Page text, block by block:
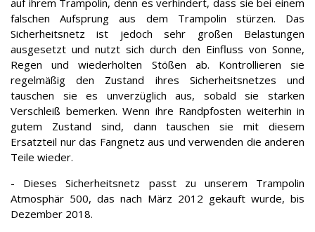
auf ihrem Trampolin, denn es verhindert, dass sie bei einem
falschen Aufsprung aus dem Trampolin stürzen. Das
Sicherheitsnetz ist jedoch sehr großen Belastungen
ausgesetzt und nutzt sich durch den Einfluss von Sonne,
Regen und wiederholten Stößen ab. Kontrollieren sie
regelmäßig den Zustand ihres Sicherheitsnetzes und
tauschen sie es unverzüglich aus, sobald sie starken
Verschleiß bemerken. Wenn ihre Randpfosten weiterhin in
gutem Zustand sind, dann tauschen sie mit diesem
Ersatzteil nur das Fangnetz aus und verwenden die anderen
Teile wieder.
- Dieses Sicherheitsnetz passt zu unserem Trampolin
Atmosphär 500, das nach März 2012 gekauft wurde, bis
Dezember 2018.